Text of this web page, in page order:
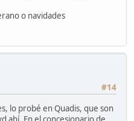
o navidades
#14
lo probé en Quadis, que son